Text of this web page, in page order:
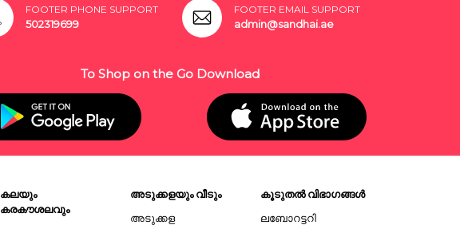
FOOTER PHONE SUPPORT
502319699
FOOTER EMAIL SUPPORT
admin@sandhai.ae
To Shop on the Go Download
കലയും
കരകൗശലവും
അടുക്കളയും വീടും
അടുക്കള
കൂടുതൽ വിഭാഗങ്ങൾ
ലബോറട്ടറി